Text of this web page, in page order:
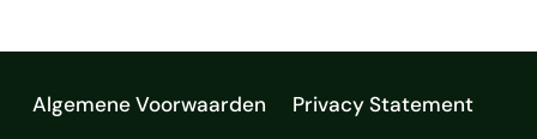
Algemene Voorwaarden
Privacy Statement